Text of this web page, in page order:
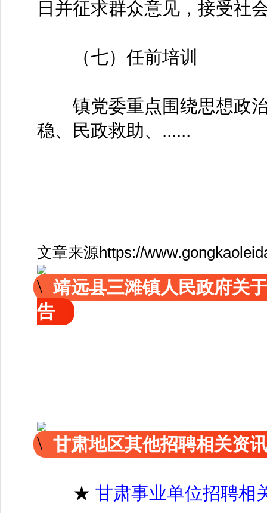
日并征求群众意见，接受社
（七）任前培训
镇党委重点围绕思想政治
稳、民政救助、......
文章来源https://
靖远县三滩镇人民政府关
告
甘肃地区其他招聘相关资
★ 甘肃事业单位招聘相